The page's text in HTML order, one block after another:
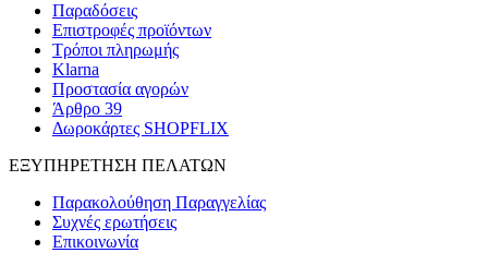
Παραδόσεις
Επιστροφές προϊόντων
Τρόποι πληρωμής
Klarna
Προστασία αγορών
Άρθρο 39
Δωροκάρτες SHOPFLIX
ΕΞΥΠΗΡΕΤΗΣΗ ΠΕΛΑΤΩΝ
Παρακολούθηση Παραγγελίας
Συχνές ερωτήσεις
Επικοινωνία